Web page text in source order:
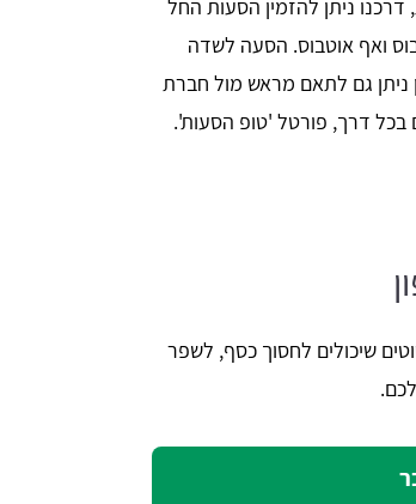
ניתן להזמין הסעות החל
ואף אוטבוס. הסעה לשדה
ניתן גם לתאם מראש מול חברת
דרך, פורטל 'טופ הסעות'.
שיכולים לחסוך כסף, לשפר